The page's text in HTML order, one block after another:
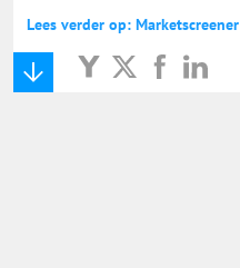
Lees verder op: Marketscreener